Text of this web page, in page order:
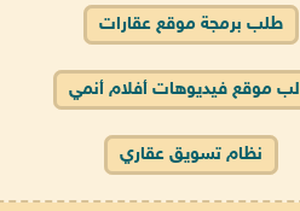
طلب برمجة موقع عقارات
موقع فيديوهات أفلام أنمي
نظام تسويق عقاري